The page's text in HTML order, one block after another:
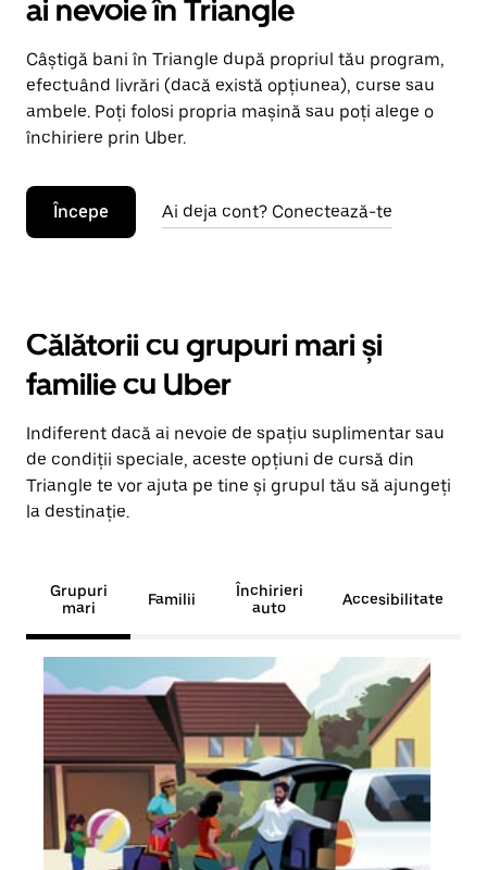
ai nevoie în Triangle
Câștigă bani în Triangle după propriul tău program,
efectuând livrări (dacă există opțiunea), curse sau
ambele. Poți folosi propria mașină sau poți alege o
închiriere prin Uber.
Începe Ai deja cont? Conectează-te
Călătorii cu grupuri mari și
familie cu Uber
Indiferent dacă ai nevoie de spațiu suplimentar sau
de condiții speciale, aceste opțiuni de cursă din
Triangle te vor ajuta pe tine și grupul tău să ajungeți
la destinație.
Grupuri
mari
Familii
Închirieri
auto
Accesibilitate